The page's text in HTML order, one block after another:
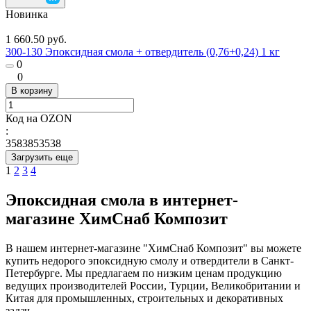
Новинка
1 660.50 руб.
300-130 Эпоксидная смола + отвердитель (0,76+0,24) 1 кг
0
0
В корзину
Код на OZON
:
3583853538
Загрузить еще
1 2 3 4
Эпоксидная смола в интернет-
магазине ХимСнаб Композит
В нашем интернет-магазине "ХимСнаб Композит" вы можете
купить недорого эпоксидную смолу и отвердители в Санкт-
Петербурге. Мы предлагаем по низким ценам продукцию
ведущих производителей России, Турции, Великобритании и
Китая для промышленных, строительных и декоративных